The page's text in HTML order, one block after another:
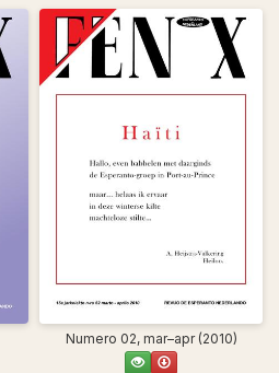
Numero 02, mar–apr (2010)